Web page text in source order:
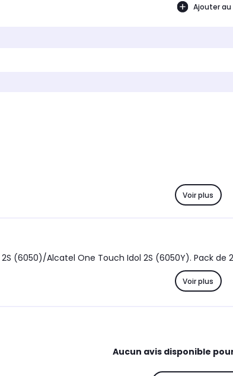
Ajouter
Voir plus
Compatible avec Alcatel One Touch Idol 2S (6050)/Alcatel One Touch
Voir plus
Aucun avis disponible